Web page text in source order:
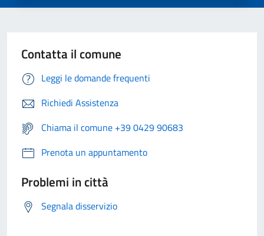
Contatta il comune
Leggi le domande frequenti
Richiedi Assistenza
Chiama il comune +39 0429 90683
Prenota un appuntamento
Problemi in città
Segnala disservizio